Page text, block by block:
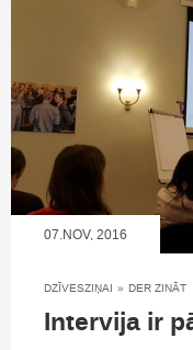
07.NOV, 2016
DZĪVESZIŅAI » DER ZINĀT
Intervija ir